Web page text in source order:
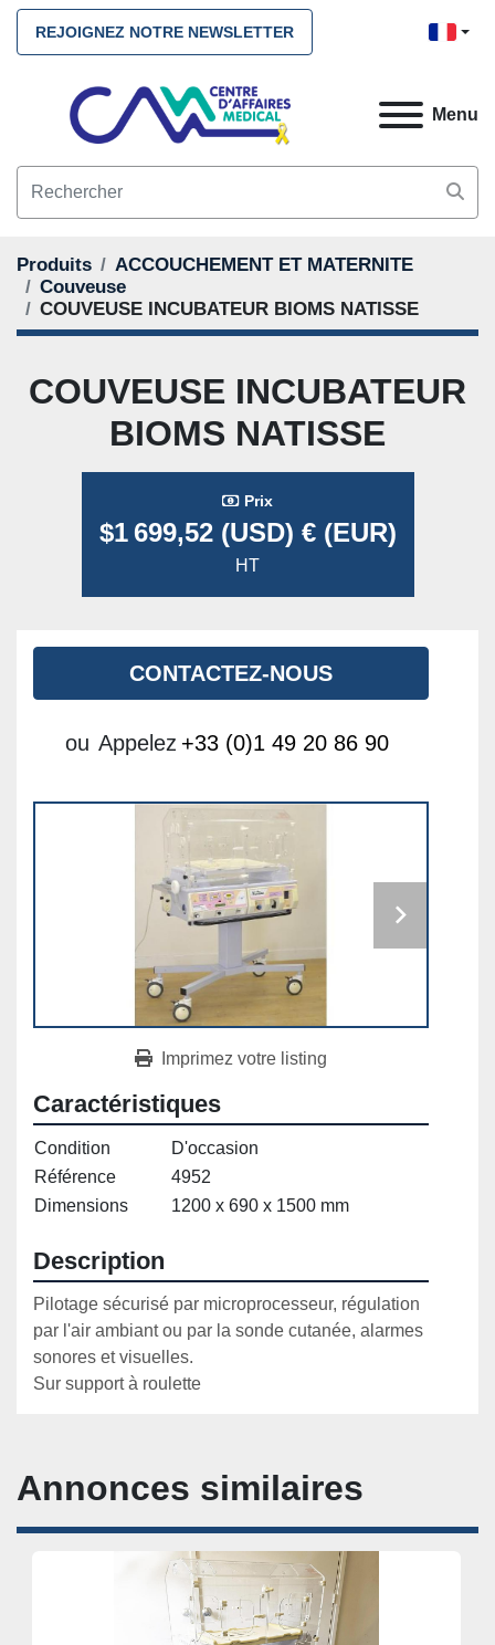
REJOIGNEZ NOTRE NEWSLETTER
Menu
Produits
ACCOUCHEMENT ET MATERNITE
Couveuse
COUVEUSE INCUBATEUR BIOMS NATISSE
COUVEUSE INCUBATEUR
BIOMS NATISSE
Prix
$1 699,52 (USD) € (EUR)
HT
CONTACTEZ-NOUS
ou Appelez +33 (0)1 49 20 86 90
Imprimez votre listing
Caractéristiques
Condition
D'occasion
Référence
4952
Dimensions
1200 x 690 x 1500 mm
Description
Pilotage sécurisé par microprocesseur, régulation
par l'air ambiant ou par la sonde cutanée, alarmes
sonores et visuelles.
Sur support à roulette
Annonces similaires